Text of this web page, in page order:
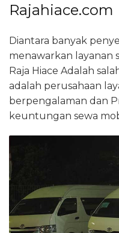
Rajahiace.com
Diantara banyak
menawarkan layanan
Raja Hiace Adalah
adalah perusahaan
berpengalaman dan
keuntungan sewa